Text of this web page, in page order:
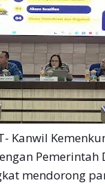
Kanwil
Pemerintah
mendorong